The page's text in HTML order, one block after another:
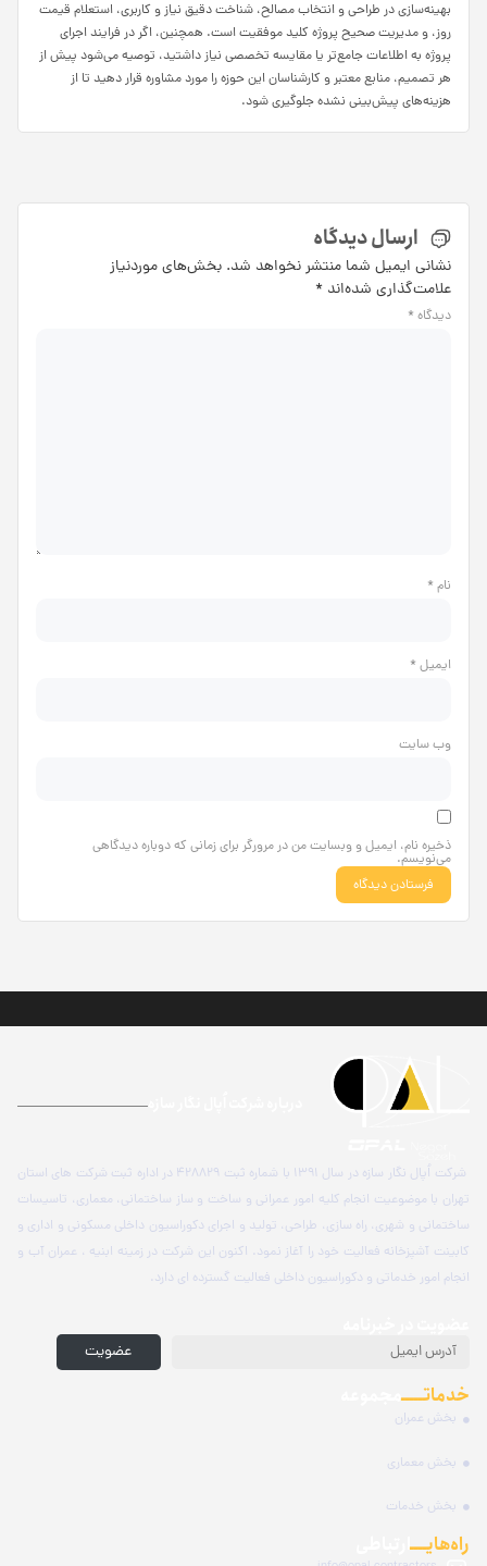
بهینه‌سازی در طراحی و انتخاب مصالح، شناخت دقیق نیاز و کاربری، استعلام قیمت
روز، و مدیریت صحیح پروژه کلید موفقیت است. همچنین، اگر در فرایند اجرای
پروژه به اطلاعات جامع‌تر یا مقایسه تخصصی نیاز داشتید، توصیه می‌شود پیش از
هر تصمیم، منابع معتبر و کارشناسان این حوزه را مورد مشاوره قرار دهید تا از
هزینه‌های پیش‌بینی نشده جلوگیری شود.
ارسال دیدگاه
نشانی ایمیل شما منتشر نخواهد شد. بخش‌های موردنیاز
علامت‌گذاری شده‌اند *
دیدگاه *
نام *
ایمیل *
وب‌ سایت
ذخیره نام، ایمیل و وبسایت من در مرورگر برای زمانی که دوباره دیدگاهی
می‌نویسم.
شرکت اُپال نگار سازه در سال 1391 با شماره ثبت 428829 در اداره ثبت شرکت های استان
تهران با موضوعیت انجام کلیه امور عمرانی و ساخت و ساز ساختمانی، معماری، تاسیسات
ساختمانی و شهری، راه سازی، طراحی، تولید و اجرای دکوراسیون داخلی مسکونی و اداری و
کابینت آشپزخانه فعالیت خود را آغاز نمود. اکنون این شرکت در زمینه ابنیه ، عمران آب و
انجام امور خدماتی و دکوراسیون داخلی فعالیت گسترده ای دارد.
عضویت
خدماتـــــمجموعه
بخش عمران
بخش معماری
بخش خدمات
راه‌هایــــارتباطی